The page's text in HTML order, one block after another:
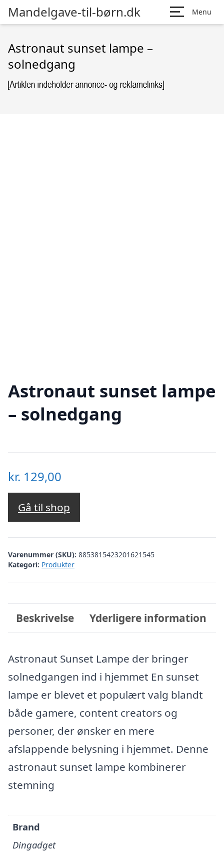
Mandelgave-til-børn.dk Menu
Astronaut sunset lampe –
solnedgang
Astronaut sunset lampe
– solnedgang
kr. 129,00
Gå til shop
Varenummer (SKU): 8853815423201621545
Kategori: Produkter
Beskrivelse Yderligere information
Astronaut Sunset Lampe der bringer
solnedgangen ind i hjemmet En sunset
lampe er blevet et populært valg blandt
både gamere, content creators og
personer, der ønsker en mere
afslappende belysning i hjemmet. Denne
astronaut sunset lampe kombinerer
stemning
Brand
Dingadget